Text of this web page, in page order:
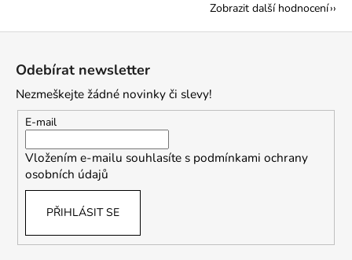
Zobrazit další hodnocení
Odebírat newsletter
Nezmeškejte žádné novinky či slevy!
E-mail
Vložením e-mailu souhlasíte s podmínkami ochrany
osobních údajů
PŘIHLÁSIT SE